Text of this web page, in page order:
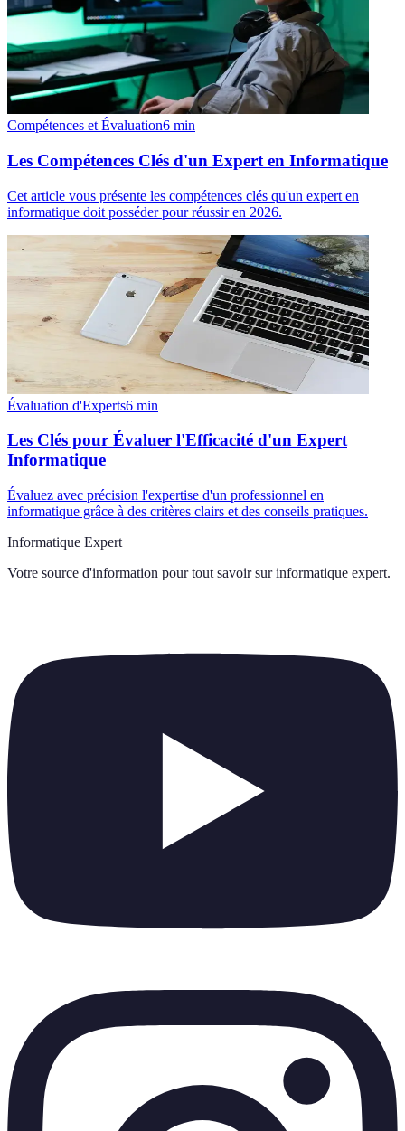
Compétences et Évaluation6 min
Les Compétences Clés d'un Expert en Informatique
Cet article vous présente les compétences clés qu'un expert en
informatique doit posséder pour réussir en 2026.
Évaluation d'Experts6 min
Les Clés pour Évaluer l'Efficacité d'un Expert
Informatique
Évaluez avec précision l'expertise d'un professionnel en
informatique grâce à des critères clairs et des conseils pratiques.
Informatique Expert
Votre source d'information pour tout savoir sur informatique expert.